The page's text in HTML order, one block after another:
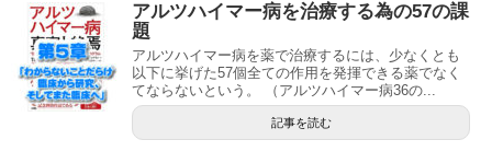
アルツハイマー病を治療する為の57の課
題
アルツハイマー病を薬で治療するには、少なくとも
以下に挙げた57個全ての作用を発揮できる薬でなく
てならないという。 （アルツハイマー病36の...
記事を読む